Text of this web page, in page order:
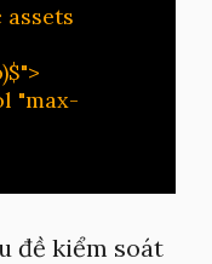
"max-
đề kiểm soát